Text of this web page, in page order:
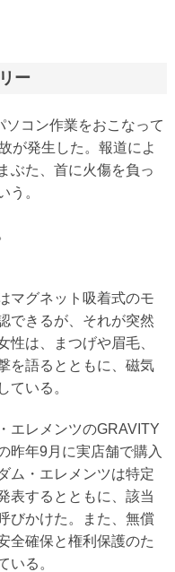
ー
コン作業をおこなって
が発生した。報道によ
ぶた、首に火傷を負っ
う。
マグネット吸着式のモ
できるが、それが突然
性は、まつげや眉毛、
を語るとともに、磁気
ている。
エレメンツのGRAVITY
昨年9月に実店舗で購入
ム・エレメンツは特定
表するとともに、該当
びかけた。また、無償
全確保と権利保護のた
いる。